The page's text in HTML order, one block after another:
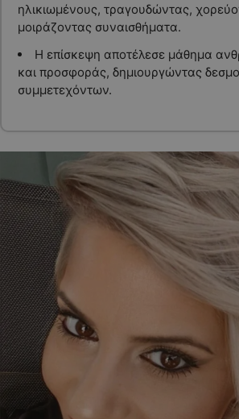
ηλικιωμένους, τραγουδώντας,
μοιράζοντας συναισθήματα.
Η επίσκεψη αποτέλεσε μάθημα
και προσφοράς, δημιουργώντας
συμμετεχόντων.